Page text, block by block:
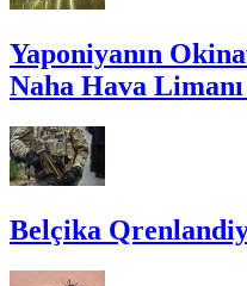
Yaponiyanın
Naha Hava Limanı
Belçika